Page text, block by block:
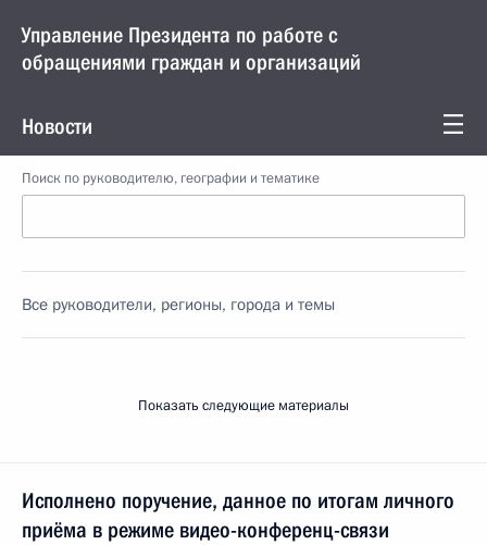
Управление Президента по работе с
обращениями граждан и организаций
Новости
Поиск по руководителю, географии и тематике
Все руководители, регионы, города и темы
Показать следующие материалы
Исполнено поручение, данное по итогам личного
приёма в режиме видео-конференц-связи